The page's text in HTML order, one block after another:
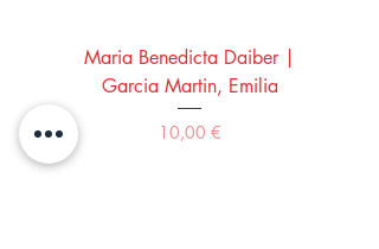
Maria Benedicta Daiber |
Garcia Martin, Emilia
Precio
10,00 €